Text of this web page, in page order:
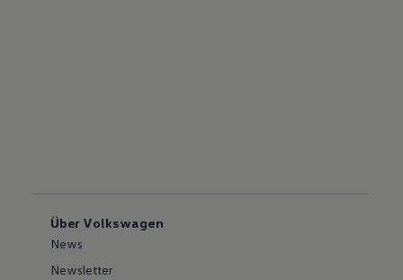
Über Volkswagen
News
Newsletter